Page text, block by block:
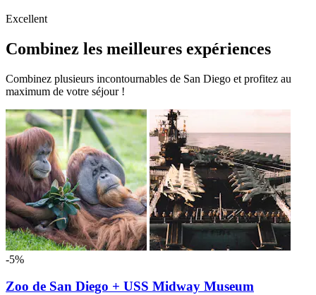
Excellent
Combinez les meilleures expériences
Combinez plusieurs incontournables de San Diego et profitez au
maximum de votre séjour !
-5%
Zoo de San Diego + USS Midway Museum